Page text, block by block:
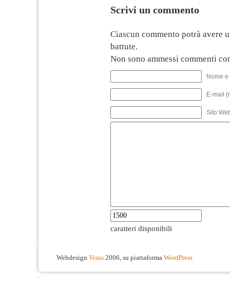
Scrivi un commento
Ciascun commento potrà avere
battute.
Non sono ammessi commenti
Nome
E-mail
Sito
caratteri disponibili
Webdesign Visus 2006, su piattaforma WordPress